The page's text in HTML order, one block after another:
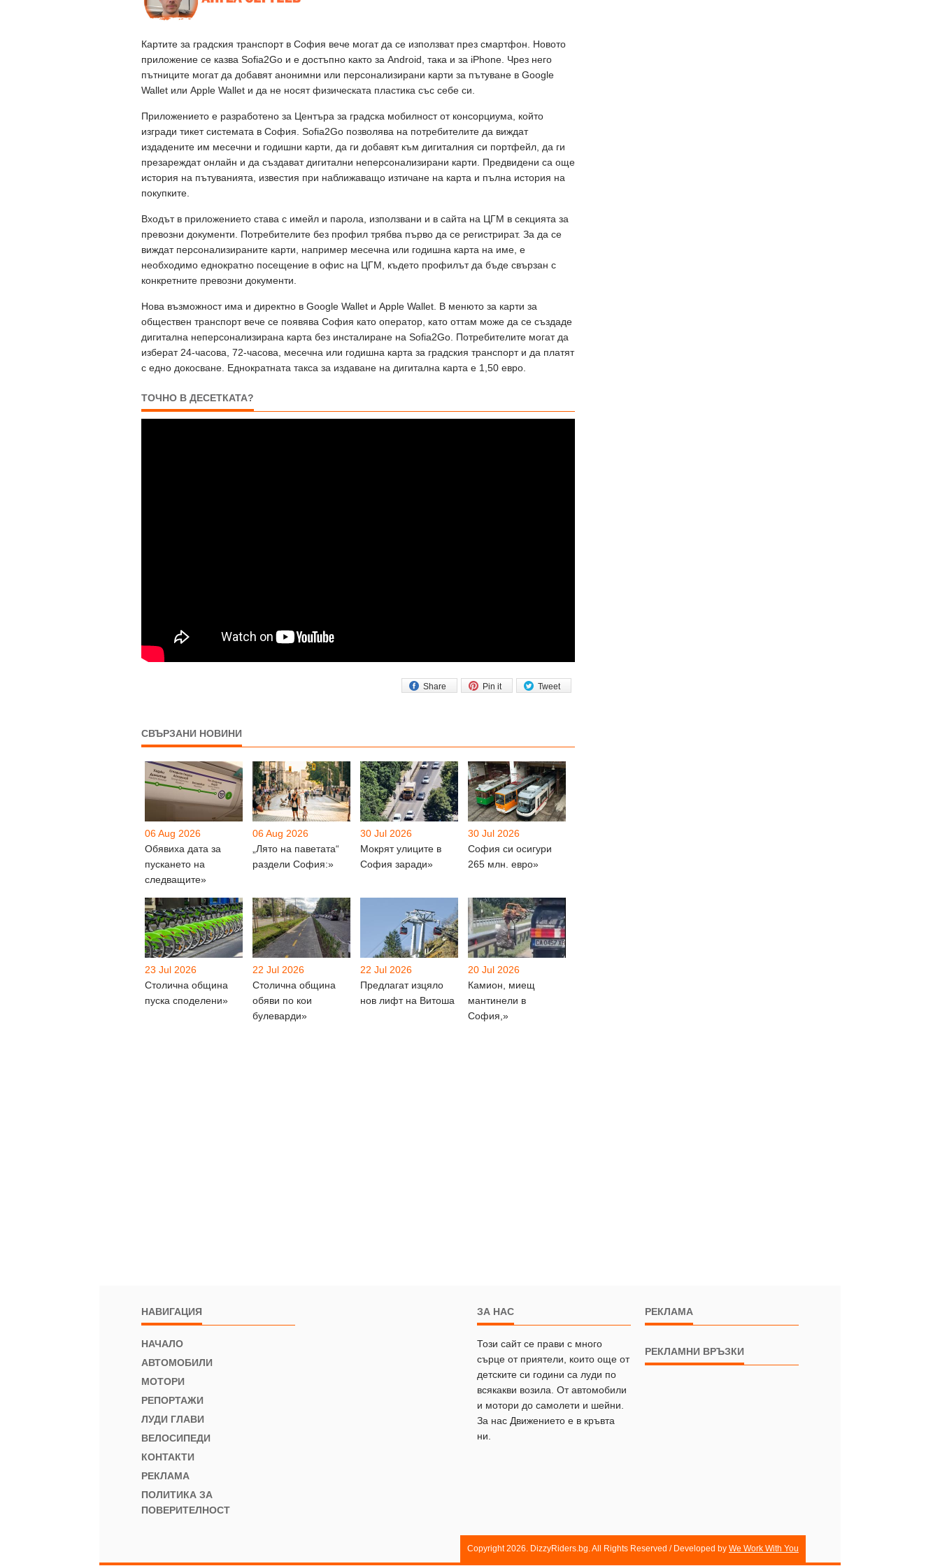
Картите за градския транспорт в София вече могат да се използват през смартфон. Новото
приложение се казва Sofia2Go и е достъпно както за Android, така и за iPhone. Чрез него
пътниците могат да добавят анонимни или персонализирани карти за пътуване в Google
Wallet или Apple Wallet и да не носят физическата пластика със себе си.
Приложението е разработено за Центъра за градска мобилност от консорциума, който
изгради тикет системата в София. Sofia2Go позволява на потребителите да виждат
издадените им месечни и годишни карти, да ги добавят към дигиталния си портфейл, да ги
презареждат онлайн и да създават дигитални неперсонализирани карти. Предвидени са още
история на пътуванията, известия при наближаващо изтичане на карта и пълна история на
покупките.
Входът в приложението става с имейл и парола, използвани и в сайта на ЦГМ в секцията за
превозни документи. Потребителите без профил трябва първо да се регистрират. За да се
виждат персонализираните карти, например месечна или годишна карта на име, е
необходимо еднократно посещение в офис на ЦГМ, където профилът да бъде свързан с
конкретните превозни документи.
Нова възможност има и директно в Google Wallet и Apple Wallet. В менюто за карти за
обществен транспорт вече се появява София като оператор, като оттам може да се създаде
дигитална неперсонализирана карта без инсталиране на Sofia2Go. Потребителите могат да
изберат 24-часова, 72-часова, месечна или годишна карта за градския транспорт и да платят
с едно докосване. Еднократната такса за издаване на дигитална карта е 1,50 евро.
ТОЧНО В ДЕСЕТКАТА?
Tweet
Pin it
Share
СВЪРЗАНИ НОВИНИ
06 Aug 2026
Обявиха дата за
пускането на
следващите»
06 Aug 2026
„Лято на паветата“
раздели София:»
30 Jul 2026
Мокрят улиците в
София заради»
30 Jul 2026
София си осигури
265 млн. евро»
23 Jul 2026
Столична община
пуска споделени»
22 Jul 2026
Столична община
обяви по кои
булеварди»
22 Jul 2026
Предлагат изцяло
нов лифт на Витоша
20 Jul 2026
Камион, миещ
мантинели в
София,»
НАВИГАЦИЯ
НАЧАЛО
АВТОМОБИЛИ
МОТОРИ
РЕПОРТАЖИ
ЛУДИ ГЛАВИ
ВЕЛОСИПЕДИ
КОНТАКТИ
РЕКЛАМА
ПОЛИТИКА ЗА
ПОВЕРИТЕЛНОСТ
ЗА НАС
Този сайт се прави с много
сърце от приятели, които още от
детските си години са луди по
всякакви возила. От автомобили
и мотори до самолети и шейни.
За нас Движението е в кръвта
ни.
РЕКЛАМА
РЕКЛАМНИ ВРЪЗКИ
Copyright 2026. DizzyRiders.bg. All Rights Reserved / Developed by We Work With You